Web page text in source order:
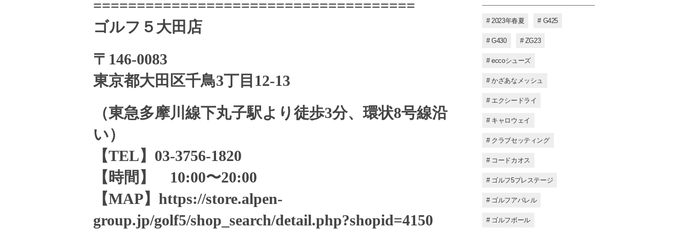
=====================================
ゴルフ５大田店
〒146-0083
東京都大田区千鳥3丁目12-13
（東急多摩川線下丸子駅より徒歩3分、環状8号線沿
い）
【TEL】03-3756-1820
【時間】 10:00〜20:00
【MAP】https://store.alpen-
group.jp/golf5/shop_search/detail.php?shopid=4150
# 2023年春夏 # G425
# G430 # ZG23
# eccoシューズ
# かざあなメッシュ
# エクシードライ
# キャロウェイ
# クラブセッティング
# コードカオス
# ゴルフ5プレステージ
# ゴルフアパレル
# ゴルフボール